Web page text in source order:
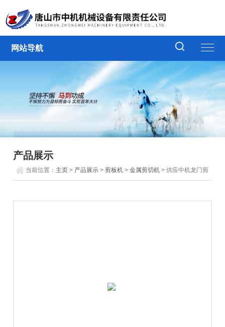
网站导航
产品展示
当前位置： 主页 > 产品展示 >剪板机 >金属剪切机 > 供应中机龙门剪